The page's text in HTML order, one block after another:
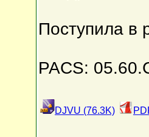
Поступила в
PACS:
DJVU (76.3K)